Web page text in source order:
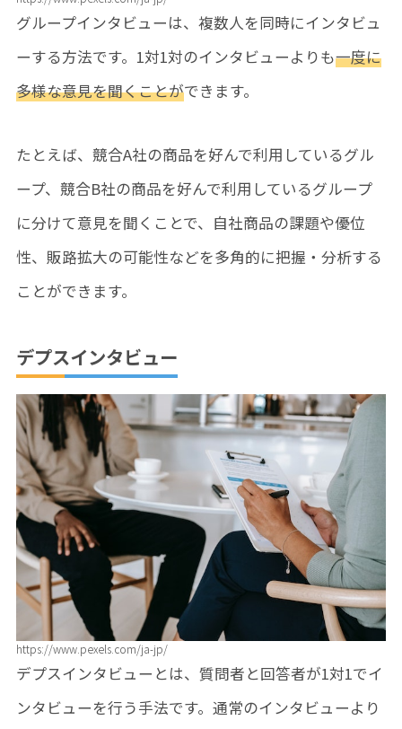
グループインタビューは、複数人を同時にインタビュ
ーする方法です。1対1対のインタビューよりも一度に
多様な意見を聞くことができます。
たとえば、競合A社の商品を好んで利用しているグル
ープ、競合B社の商品を好んで利用しているグループ
に分けて意見を聞くことで、自社商品の課題や優位
性、販路拡大の可能性などを多角的に把握・分析する
ことができます。
デプスインタビュー
https://www.pexels.com/ja-jp/
デプスインタビューとは、質問者と回答者が1対1でイ
ンタビューを行う手法です。通常のインタビューより